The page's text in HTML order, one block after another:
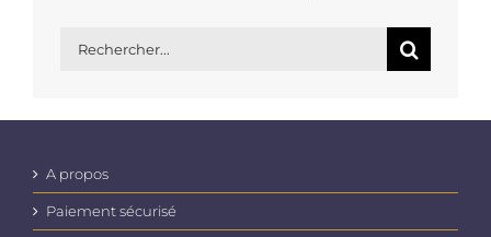
A propos
Paiement sécurisé